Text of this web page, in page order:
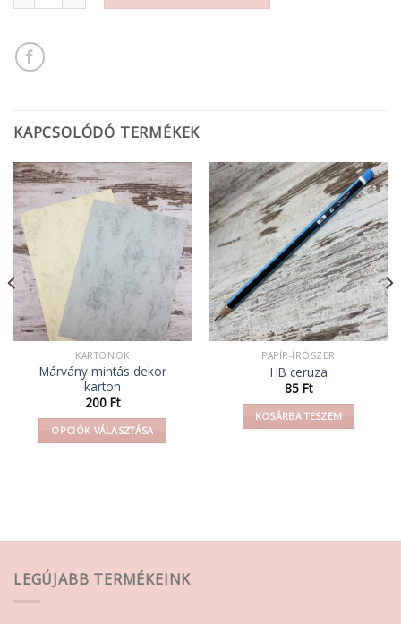
KAPCSOLÓDÓ TERMÉKEK
KARTONOK
Márvány mintás dekor
karton
200 Ft
OPCIÓK VÁLASZTÁSA
van.
változatok
PAPÍR-ÍRÓSZER
HB ceruza
85 Ft
KOSÁRBA TESZEM
LEGÚJABB TERMÉKEINK